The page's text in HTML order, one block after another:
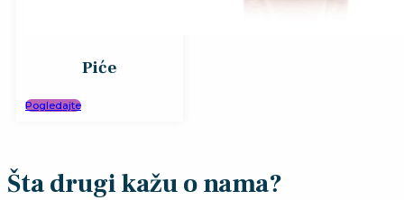
Piće
Pogledajte
Šta drugi kažu o nama?